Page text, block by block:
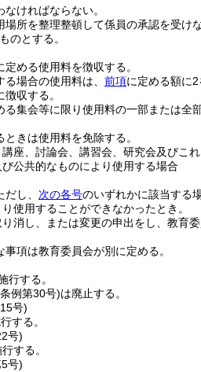
ければならない。
所を整理整頓して係員の承認を受け
のとする。
定める使用料を徴収する。
場合の使用料は、 前項に定める額に2
収する。
集会等に限り使用料の一部または全
きは使用料を免除する。
座、討論会、講習会、研究会及びこ
公共的なものにより使用する場合
だし、 次の各号のいずれかに該当する
使用することができなかったとき。
消し、または変更の申出をし、教育委
項は教育委員会が別に定める。
行する。
例第30号)は廃止する。
号)
する。
号)
する。
号)